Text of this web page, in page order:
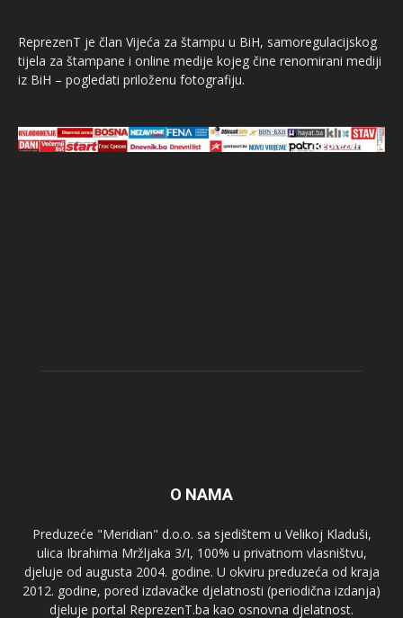
ReprezenT je član Vijeća za štampu u BiH, samoregulacijskog
tijela za štampane i online medije kojeg čine renomirani mediji
iz BiH – pogledati priloženu fotografiju.
O NAMA
Preduzeće "Meridian" d.o.o. sa sjedištem u Velikoj Kladuši,
ulica Ibrahima Mržljaka 3/I, 100% u privatnom vlasništvu,
djeluje od augusta 2004. godine. U okviru preduzeća od kraja
2012. godine, pored izdavačke djelatnosti (periodična izdanja)
djeluje portal ReprezenT.ba kao osnovna djelatnost.